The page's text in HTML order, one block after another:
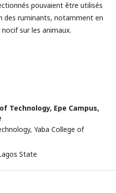
pouvaient être utilisés
des ruminants, notamment en
sur les animaux.
Technology, Epe Campus,
Yaba College of
State